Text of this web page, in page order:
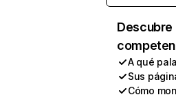
Descubre
A qué
Sus
Cómo